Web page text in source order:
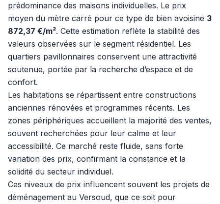
prédominance des maisons individuelles. Le prix
moyen du mètre carré pour ce type de bien avoisine 3
872,37 €/m². Cette estimation reflète la stabilité des
valeurs observées sur le segment résidentiel. Les
quartiers pavillonnaires conservent une attractivité
soutenue, portée par la recherche d’espace et de
confort.
Les habitations se répartissent entre constructions
anciennes rénovées et programmes récents. Les
zones périphériques accueillent la majorité des ventes,
souvent recherchées pour leur calme et leur
accessibilité. Ce marché reste fluide, sans forte
variation des prix, confirmant la constance et la
solidité du secteur individuel.
Ces niveaux de prix influencent souvent les projets de
déménagement au Versoud, que ce soit pour